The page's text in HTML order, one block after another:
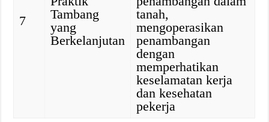
7
Tambang
yang
Berkelanjutan
tanah,
mengoperasikan
penambangan
dengan
memperhatikan
keselamatan kerja
dan kesehatan
pekerja